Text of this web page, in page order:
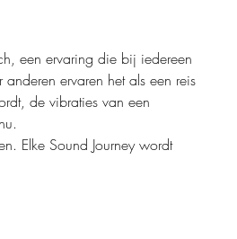
een ervaring die bij iedereen
ervaren het als een reis
de vibraties van een
Elke Sound Journey wordt